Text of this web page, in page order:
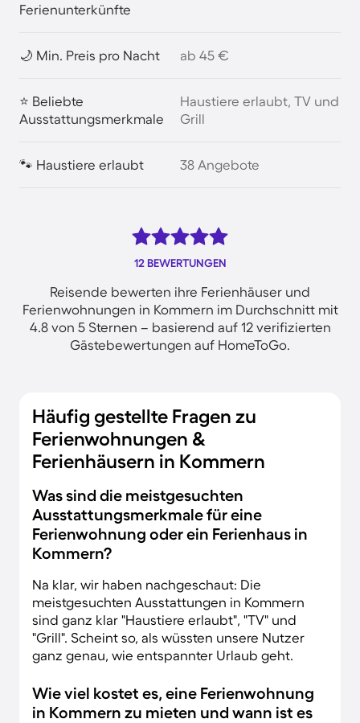
Ferienunterkünfte
🌙 Min. Preis pro Nacht ab 45 €
⭐ Beliebte
Ausstattungsmerkmale
Haustiere erlaubt, TV und
Grill
🐾 Haustiere erlaubt 38 Angebote
12 BEWERTUNGEN
Reisende bewerten ihre Ferienhäuser und
Ferienwohnungen in Kommern im Durchschnitt mit
4.8 von 5 Sternen – basierend auf 12 verifizierten
Gästebewertungen auf HomeToGo.
Häufig gestellte Fragen zu
Ferienwohnungen &
Ferienhäusern in Kommern
Was sind die meistgesuchten
Ausstattungsmerkmale für eine
Ferienwohnung oder ein Ferienhaus in
Kommern?
Na klar, wir haben nachgeschaut: Die
meistgesuchten Ausstattungen in Kommern
sind ganz klar "Haustiere erlaubt", "TV" und
"Grill". Scheint so, als wüssten unsere Nutzer
ganz genau, wie entspannter Urlaub geht.
Wie viel kostet es, eine Ferienwohnung
in Kommern zu mieten und wann ist es